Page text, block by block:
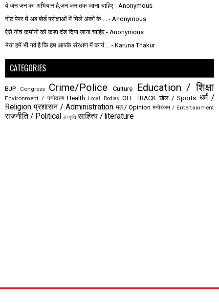
ये जन जन का अभियान है,जन जन तक जाना चाहिए - Anonymous
नीट पेपर में अब बोर्ड परीक्षाओं में मिले अंकों के ...
- Anonymous
ऐसे नीच कमीनो को कड़ा दंड दिया जाना चाहिए - Anonymous
भैया हमें भी गर्व है कि हम आपके संरक्षण में कार्य ...
- Karuna Thakur
CATEGORIES
BJP Congress Crime/Police Culture Education / शिक्षा
Environment / पर्यावरण Health Local Bodies OFF TRACK खेल / Sports धर्म /
Religion प्रशासन / Administration मत / Opinion मनोरंजन / Entertainment
राजनीति / Political संस्कृति साहित्य / literature